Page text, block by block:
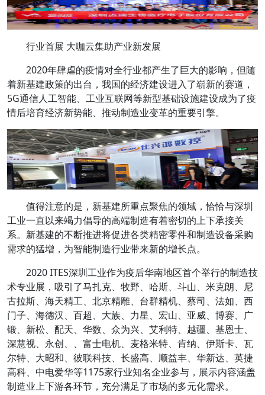
行业首展 大咖云集助产业新发展
2020年肆虐的疫情对全行业都产生了巨大的影响，但随
着新基建政策的出台，我国的经济建设进入了崭新的赛道，
5G通信人工智能、工业互联网等新型基础设施建设成为了疫
情后培育经济新势能、推动制造业变革的重要引擎。
值得注意的是，新基建所重点聚焦的领域，恰恰与深圳
工业一直以来竭力倡导的高端制造有着密切的上下承接关
系。新基建的不断推进将促进各类精密零件和制造设备采购
需求的猛增，为智能制造行业带来新的增长点。
2020 ITES深圳工业作为疫后华南地区首个举行的制造技
术专业展，吸引了马扎克、牧野、哈斯、斗山、米克朗、尼
古拉斯、海天精工、北京精雕、台群精机、蔡司、法如、西
门子、海德汉、百超、大族、力星、宏山、亚威、博赛、广
锻、新松、配天、华数、众为兴、艾利特、越疆、基恩士、
深慧视、永创、、富士电机、麦格米特、肯纳、伊斯卡、瓦
尔特、大昭和、彼联科技、长盛高、顺益丰、华新达、英捷
高科、中电爱华等1175家行业知名企业参与，展示内容涵盖
制造业上下游各环节，充分满足了市场的多元化需求。